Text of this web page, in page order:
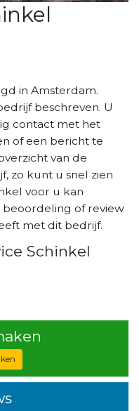
in Amsterdam.
beschreven. U
contact met het
of een bericht te
van de
zo kunt u snel zien
voor u kan
of review
met dit bedrijf.
Schinkel